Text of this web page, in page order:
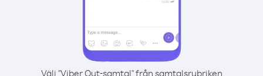
Välj "Viber Out-samtal" från samtalsrubriken